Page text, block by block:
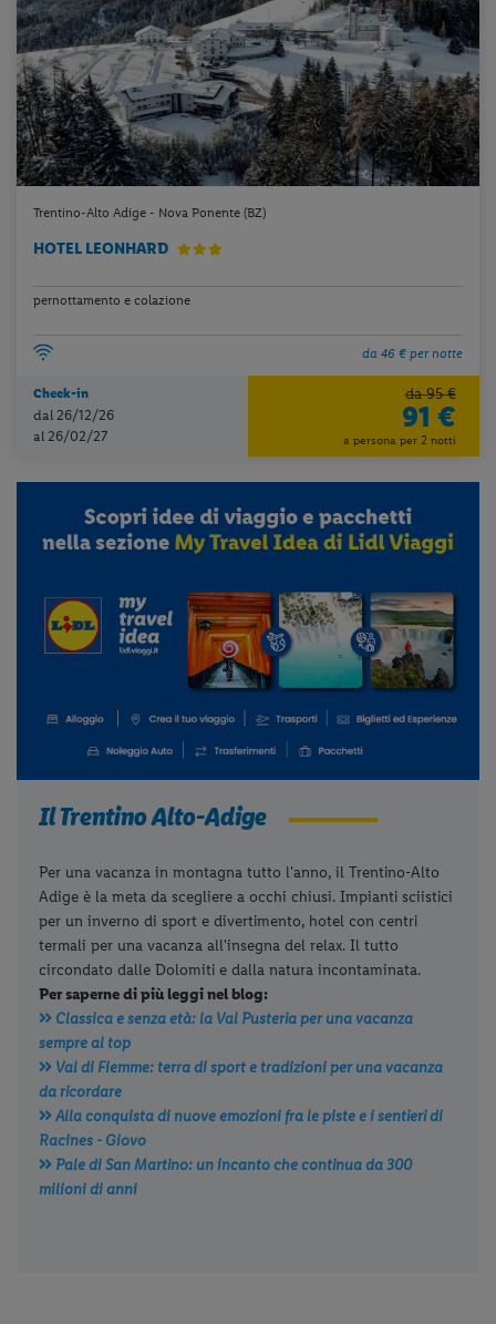
Trentino-Alto Adige - Nova Ponente (BZ)
HOTEL LEONHARD
pernottamento e colazione
da 46 € per notte
Check-in
dal 26/12/26
al 26/02/27
da 95 €
91 €
a persona per 2 notti
Il Trentino Alto-Adige
Per una vacanza in montagna tutto l'anno, il Trentino-Alto
Adige è la meta da scegliere a occhi chiusi. Impianti sciistici
per un inverno di sport e divertimento, hotel con centri
termali per una vacanza all'insegna del relax. Il tutto
circondato dalle Dolomiti e dalla natura incontaminata.
Per saperne di più leggi nel blog:
Classica e senza età: la Val Pusteria per una vacanza
sempre al top
Val di Fiemme: terra di sport e tradizioni per una vacanza
da ricordare
Alla conquista di nuove emozioni fra le piste e i sentieri di
Racines - Giovo
Pale di San Martino: un incanto che continua da 300
milioni di anni